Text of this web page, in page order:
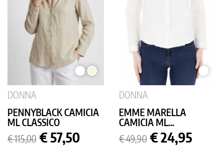
BIANCO
BEIGE
DONNA
PENNYBLACK CAMICIA
ML CLASSICO
Prezzo
base
€ 115,00 Prezzo
€ 57,50
DONNA
EMME MARELLA
CAMICIA ML...
Prezzo
base
€ 49,90 Prezzo
€ 24,95